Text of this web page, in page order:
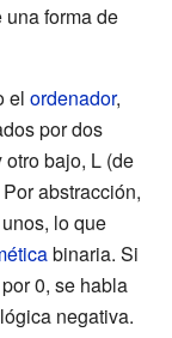
forma de
el ordenador,
por dos
otro bajo, L (de
abstracción,
lo que
binaria. Si
0, se habla
negativa.